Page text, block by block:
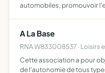
automobiles, promouvoir
4L Trophy
A La Base
RNA W833008537 · Loisirs
Cette association a pour
de l'autonomie de tous